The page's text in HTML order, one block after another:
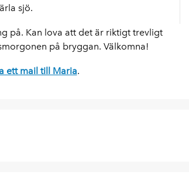
sjö.
på. Kan lova att det är riktigt trevligt
på bryggan. Välkomna!
ett mail till Maria.